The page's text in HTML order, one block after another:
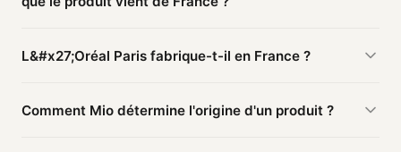
L'Oréal Paris est fabriqué enFrance
d'enregistrementdu code, pas le lieu de fabrication. Une
L&#x27;Oréal Paris fabrique-t-il en France ?
en France.
Comment Mio détermine l'origine d'un produit ?